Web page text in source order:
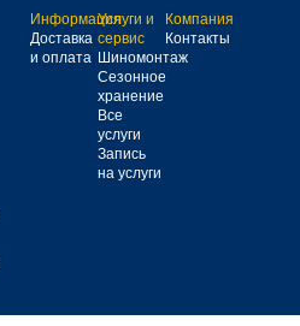
Информация
Доставка
и оплата
Услуги и
сервис
Шиномонтаж
Сезонное
хранение
Все
услуги
Запись
на услуги
Компания
Контакты